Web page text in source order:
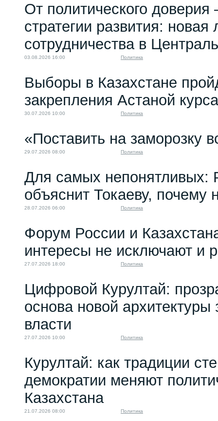
От политического
стратегии развития: новая
сотрудничества в
03.08.2026 16:00 Политика
Выборы в Казахстане
закрепления Астаной
30.07.2026 10:00 Политика
«Поставить на заморозку
29.07.2026 08:00 Политика
Для самых непонятливых:
объяснит Токаеву,
28.07.2026 06:00 Политика
Форум России и
интересы не исключают и
27.07.2026 18:00 Политика
Цифровой Курултай:
основа новой архитектуры
власти
27.07.2026 10:00 Политика
Курултай: как традиции
демократии меняют
Казахстана
21.07.2026 08:00 Политика